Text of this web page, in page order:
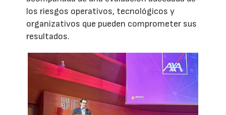
los riesgos operativos, tecnológicos y
organizativos que pueden comprometer sus
resultados.